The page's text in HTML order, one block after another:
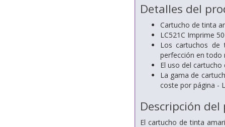
Detalles del
Cartucho de tinta
LC521C Imprime
Los cartuchos de
perfección en todo
El uso del
La gama de
coste por página -
Descripción
El cartucho de tinta